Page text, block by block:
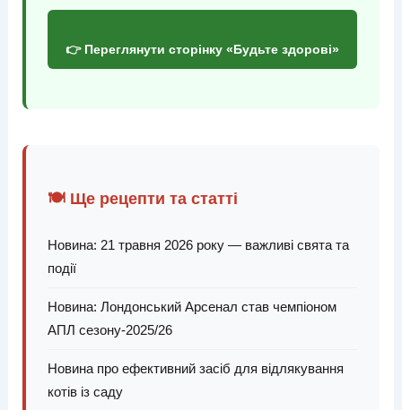
👉 Переглянути сторінку «Будьте здорові»
🍽️ Ще рецепти та статті
Новина: 21 травня 2026 року — важливі свята та
події
Новина: Лондонський Арсенал став чемпіоном
АПЛ сезону-2025/26
Новина про ефективний засіб для відлякування
котів із саду